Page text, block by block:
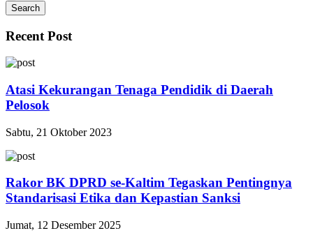
Search
Recent Post
Atasi Kekurangan Tenaga Pendidik di Daerah
Pelosok
Sabtu, 21 Oktober 2023
Rakor BK DPRD se-Kaltim Tegaskan Pentingnya
Standarisasi Etika dan Kepastian Sanksi
Jumat, 12 Desember 2025